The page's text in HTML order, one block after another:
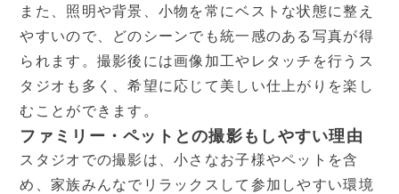
また、照明や背景、小物を常にベストな状態に整え
やすいので、どのシーンでも統一感のある写真が得
られます。撮影後には画像加工やレタッチを行うス
タジオも多く、希望に応じて美しい仕上がりを楽し
むことができます。
ファミリー・ペットとの撮影もしやすい理由
スタジオでの撮影は、小さなお子様やペットを含
め、家族みんなでリラックスして参加しやすい環境